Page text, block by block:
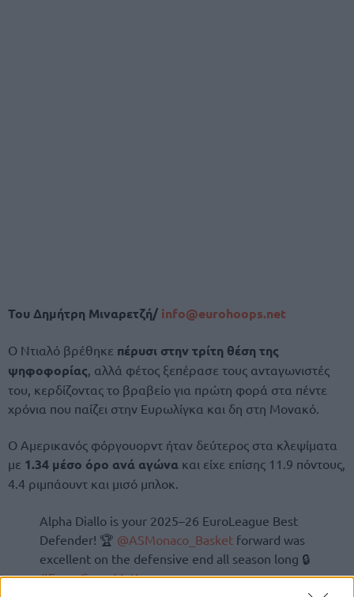
Του Δημήτρη Μιναρετζή/ info@eurohoops.net
Ο Ντιαλό βρέθηκε πέρυσι στην τρίτη θέση της
ψηφοφορίας, αλλά φέτος ξεπέρασε τους ανταγωνιστές
του, κερδίζοντας το βραβείο για πρώτη φορά στα πέντε
χρόνια που παίζει στην Ευρωλίγκα και δη στη Μονακό.
Ο Αμερικανός φόργουορντ ήταν δεύτερος στα κλεψίματα
με 1.34 μέσο όρο ανά αγώνα και είχε επίσης 11.9 πόντους,
4.4 ριμπάουντ και μισό μπλοκ.
Alpha Diallo is your 2025–26 EuroLeague Best
Defender! 🏆 @ASMonaco_Basket forward was
excellent on the defensive end all season long 🔒
#EveryGameMatters